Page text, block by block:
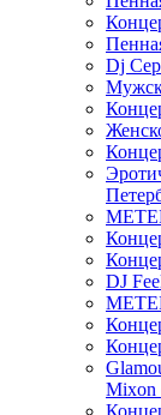
Dj
DJ
Mixon